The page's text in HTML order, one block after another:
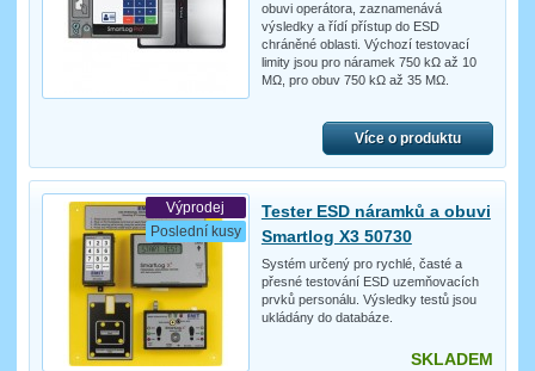
obuvi operátora, zaznamenává
výsledky a řídí přístup do ESD
chráněné oblasti. Výchozí testovací
limity jsou pro náramek 750 kΩ až 10
MΩ, pro obuv 750 kΩ až 35 MΩ.
Více o produktu
Výprodej
Poslední kusy
Tester ESD náramků a obuvi
Smartlog X3 50730
Systém určený pro rychlé, časté a
přesné testování ESD uzemňovacích
prvků personálu. Výsledky testů jsou
ukládány do databáze.
SKLADEM